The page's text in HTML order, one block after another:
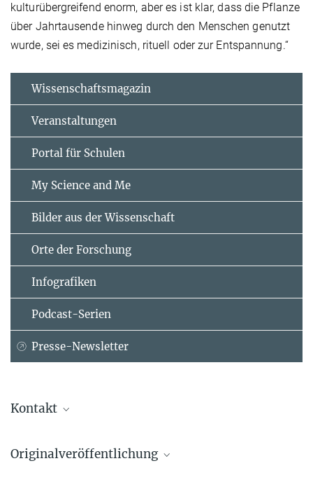
kulturübergreifend enorm, aber es ist klar, dass die Pflanze
über Jahrtausende hinweg durch den Menschen genutzt
wurde, sei es medizinisch, rituell oder zur Entspannung.“
Wissenschaftsmagazin
Veranstaltungen
Portal für Schulen
My Science and Me
Bilder aus der Wissenschaft
Orte der Forschung
Infografiken
Podcast-Serien
Presse-Newsletter
Kontakt
+49 3641 686-701
Originalveröffentlichung